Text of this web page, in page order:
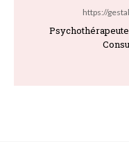
https://